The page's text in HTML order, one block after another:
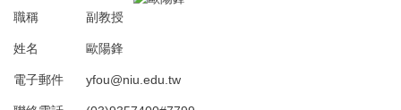
職稱 副教授
姓名 歐陽鋒
電子郵件 yfou@niu.edu.tw